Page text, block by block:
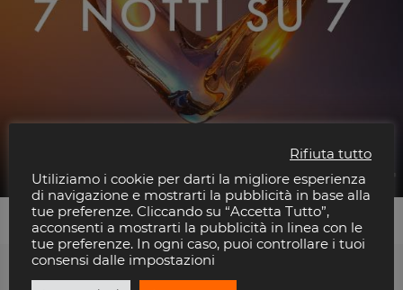
Rifiuta tutto
Utiliziamo i cookie per darti la migliore esperienza
di navigazione e mostrarti la pubblicità in base alla
tue preferenze. Cliccando su “Accetta Tutto”,
acconsenti a mostrarti la pubblicità in linea con le
tue preferenze. In ogni caso, puoi controllare i tuoi
consensi dalle impostazioni